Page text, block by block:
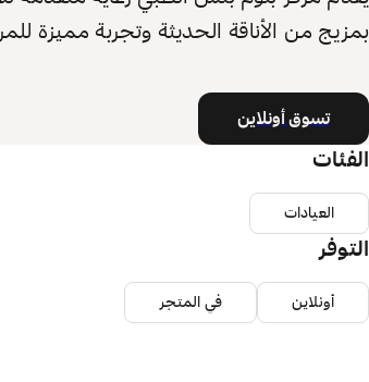
بمزيج من الأناقة الحديثة وتجربة مميزة
تسوق أونلاين
الفئات
العيادات
التوفر
أونلاين في المتجر